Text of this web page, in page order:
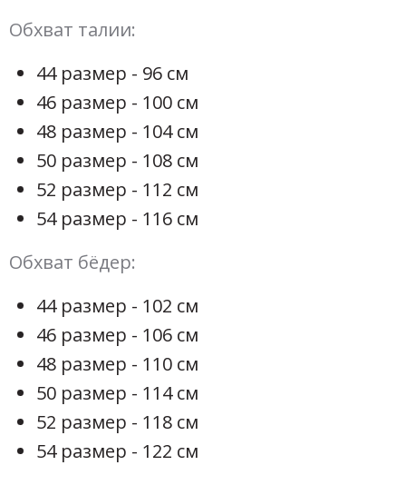
Обхват талии:
44 размер - 96 см
46 размер - 100 см
48 размер - 104 см
50 размер - 108 см
52 размер - 112 см
54 размер - 116 см
Обхват бёдер:
44 размер - 102 см
46 размер - 106 см
48 размер - 110 см
50 размер - 114 см
52 размер - 118 см
54 размер - 122 см